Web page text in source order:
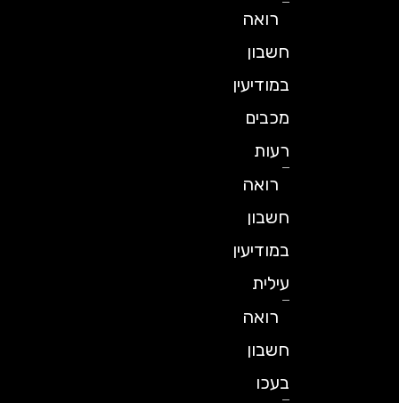
רואה
חשבון
במודיעין
מכבים
רעות
רואה
חשבון
במודיעין
עילית
רואה
חשבון
בעכו